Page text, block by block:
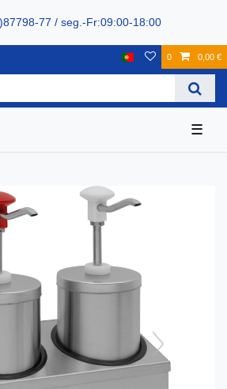
77 / seg.-Fr:09:00-18:00
0 0,00 €
☰